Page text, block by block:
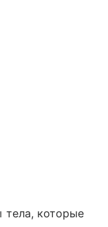
тела, которые